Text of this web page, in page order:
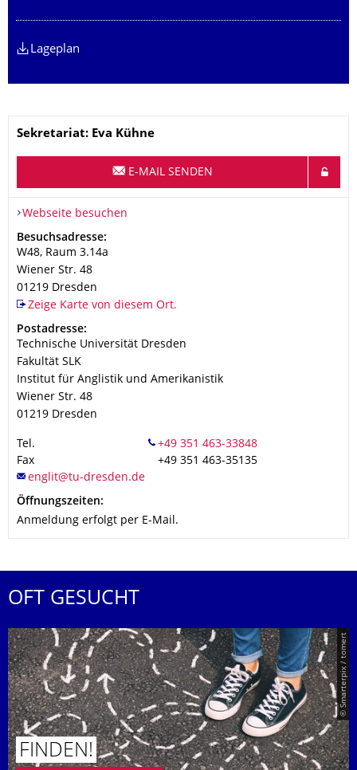
Lageplan
Name
Sekretariat: Eva Kühne
E-MAIL SENDEN
Webseite besuchen
Adresse
Besuchsadresse:
W48, Raum 3.14a
Wiener Str. 48
01219 Dresden
Zeige Karte von diesem Ort.
Adresse
Postadresse:
Technische Universität Dresden
Fakultät SLK
Institut für Anglistik und Amerikanistik
Wiener Str. 48
01219 Dresden
Tel.
Fax
+49 351 463-35135
Öffnungszeiten:
Anmeldung erfolgt per E-Mail.
OFT GESUCHT
© Smarterpix / tomert
FINDEN!